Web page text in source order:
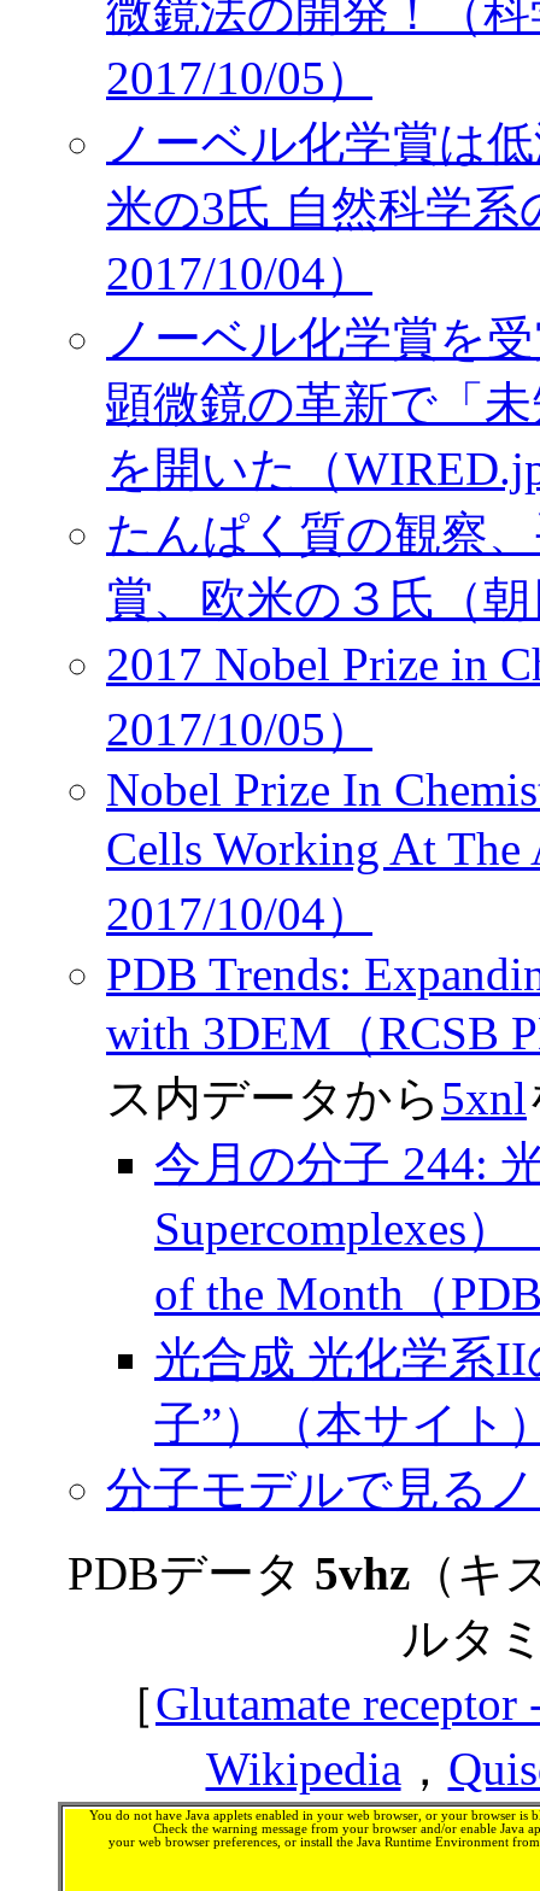
微鏡法の開発！（
2017/10/05）
ノーベル化学賞は
米の3氏 自然科学系
2017/10/04）
ノーベル化学賞を
顕微鏡の革新で「
を開いた（
たんぱく質の観察
賞、欧米の３氏（
2017 Nobel Prize in
2017/10/05）
Nobel Prize In
Cells Working At
2017/10/04）
PDB Trends:
with 3DEM（RCSB
ス内データから 5xnl
今月の分子 244:
Supercomplexes
of the Month（
光合成 光化学系
子”）（本サイト
分子モデルで見る
PDBデータ 5vhz （キ
ルタ
［Glutamate
Wikipedia ，
You do not have Java applets enabled in your web browser, or your browser is
Check the warning message from your browser and/or enable Java
your web browser preferences, or install the Java Runtime Environment